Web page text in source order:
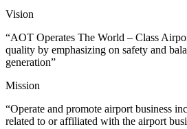
Vision
“AOT Operates The World – Class
quality by emphasizing on safety and
generation”
Mission
“Operate and promote airport business
related to or affiliated with the airport